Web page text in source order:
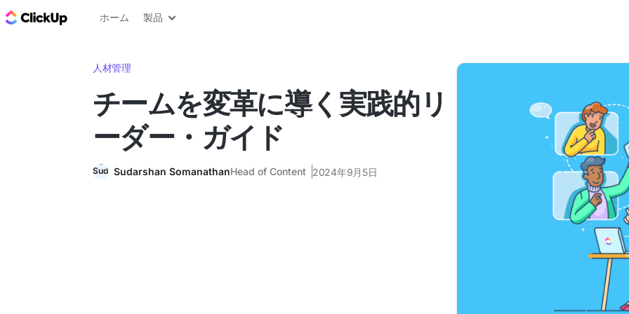
ClickUp ブログ
ホーム 製品
人材管理
チームを変革に導く実践的リ
ーダー・ガイド
Sudarshan SomanathanHead of Content 2024年9月5日